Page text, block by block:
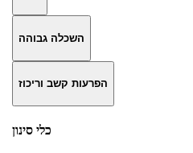
השכלה גבוהה
הפרעות קשב וריכוז
כלי סינון